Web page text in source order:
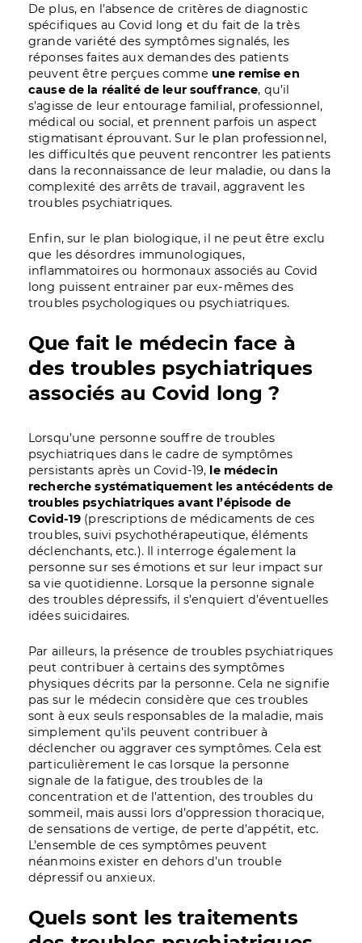
De plus, en l’absence de critères de diagnostic
spécifiques au Covid long et du fait de la très
grande variété des symptômes signalés, les
réponses faites aux demandes des patients
peuvent être perçues comme une remise en
cause de la réalité de leur souffrance, qu’il
s’agisse de leur entourage familial, professionnel,
médical ou social, et prennent parfois un aspect
stigmatisant éprouvant. Sur le plan professionnel,
les difficultés que peuvent rencontrer les patients
dans la reconnaissance de leur maladie, ou dans la
complexité des arrêts de travail, aggravent les
troubles psychiatriques.
Enfin, sur le plan biologique, il ne peut être exclu
que les désordres immunologiques,
inflammatoires ou hormonaux associés au Covid
long puissent entrainer par eux-mêmes des
troubles psychologiques ou psychiatriques.
Que fait le médecin face à
des troubles psychiatriques
associés au Covid long ?
Lorsqu’une personne souffre de troubles
psychiatriques dans le cadre de symptômes
persistants après un Covid-19, le médecin
recherche systématiquement les antécédents de
troubles psychiatriques avant l’épisode de
Covid-19 (prescriptions de médicaments de ces
troubles, suivi psychothérapeutique, éléments
déclenchants, etc.). Il interroge également la
personne sur ses émotions et sur leur impact sur
sa vie quotidienne. Lorsque la personne signale
des troubles dépressifs, il s’enquiert d’éventuelles
idées suicidaires.
Par ailleurs, la présence de troubles psychiatriques
peut contribuer à certains des symptômes
physiques décrits par la personne. Cela ne signifie
pas sur le médecin considère que ces troubles
sont à eux seuls responsables de la maladie, mais
simplement qu’ils peuvent contribuer à
déclencher ou aggraver ces symptômes. Cela est
particulièrement le cas lorsque la personne
signale de la fatigue, des troubles de la
concentration et de l’attention, des troubles du
sommeil, mais aussi lors d’oppression thoracique,
de sensations de vertige, de perte d’appétit, etc.
L’ensemble de ces symptômes peuvent
néanmoins exister en dehors d’un trouble
dépressif ou anxieux.
Quels sont les traitements